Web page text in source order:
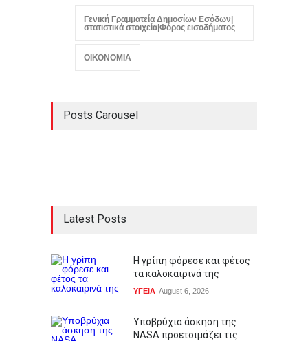
Γενική Γραμματεία Δημοσίων Εσόδων|
στατιστικά στοιχεία|Φόρος εισοδήματος
ΟΙΚΟΝΟΜΙΑ
Posts Carousel
Latest Posts
Η γρίπη φόρεσε και φέτος
τα καλοκαιρινά της
ΥΓΕΙΑ August 6, 2026
Υποβρύχια άσκηση της
NASA προετοιμάζει τις